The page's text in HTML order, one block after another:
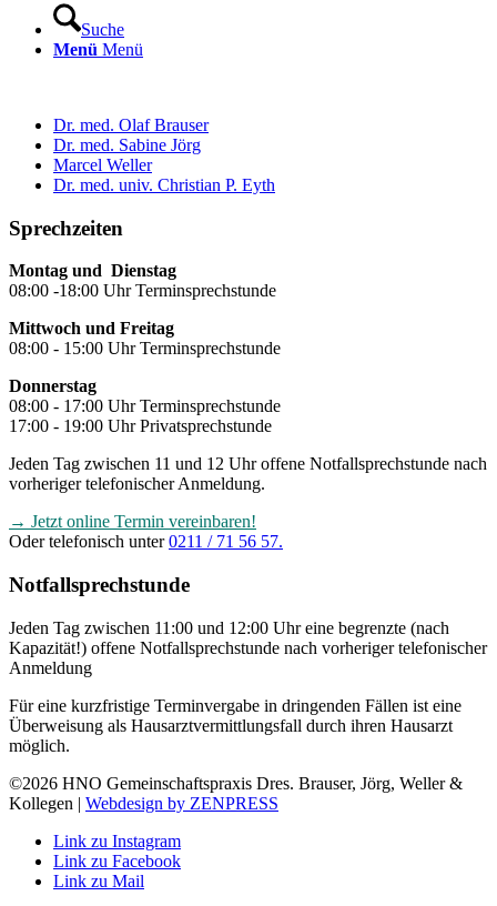
Suche
Menü Menü
Dr. med. Olaf Brauser
Dr. med. Sabine Jörg
Marcel Weller
Dr. med. univ. Christian P. Eyth
Sprechzeiten
Montag und Dienstag
08:00 -18:00 Uhr Terminsprechstunde
Mittwoch und Freitag
08:00 - 15:00 Uhr Terminsprechstunde
Donnerstag
08:00 - 17:00 Uhr Terminsprechstunde
17:00 - 19:00 Uhr Privatsprechstunde
Jeden Tag zwischen 11 und 12 Uhr offene Notfallsprechstunde nach
vorheriger telefonischer Anmeldung.
→ Jetzt online Termin vereinbaren!
Oder telefonisch unter0211 / 71 56 57.
Notfallsprechstunde
Jeden Tag zwischen 11:00 und 12:00 Uhr eine begrenzte (nach
Kapazität!) offene Notfallsprechstunde nach vorheriger telefonischer
Anmeldung
Für eine kurzfristige Terminvergabe in dringenden Fällen ist eine
Überweisung als Hausarztvermittlungsfall durch ihren Hausarzt
möglich.
©2026 HNO Gemeinschaftspraxis Dres. Brauser, Jörg, Weller &
Kollegen | Webdesign by ZENPRESS
Link zu Instagram
Link zu Facebook
Link zu Mail